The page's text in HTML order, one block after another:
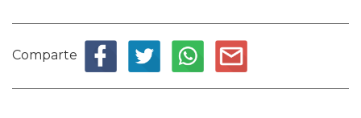
Comparte